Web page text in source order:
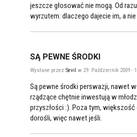
jeszcze głosować nie mogą. Od
wyrzutem: dlaczego dajecie im, a nie
SĄ PEWNE ŚRODKI
Wysłane przez Sevil w 29. Październik 2009 -
Są pewne środki perswazji, nawet
rządzące chętnie inwestują w
przyszłości :). Poza tym,
dorośli, więc nawet jeśli.